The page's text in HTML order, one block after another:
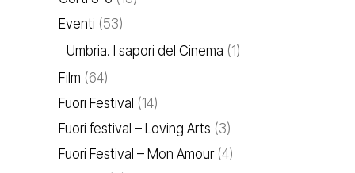
Eventi (53)
Umbria. I sapori del Cinema (1)
Film (64)
Fuori Festival (14)
Fuori festival – Loving Arts (3)
Fuori Festival – Mon Amour(4)